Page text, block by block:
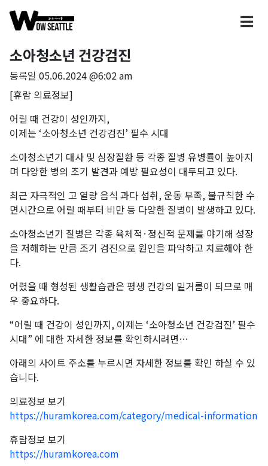
소아청소년 건강검진
등록일 05.06.2024 @6:02 am
[휴람 의료정보]
어릴 때 건강이 성인까지,
이제는 ‘소아청소년 건강검진’ 필수 시대
소아청소년기 대사 및 심장질환 등 각종 질병 유병률이 높아지
며 다양한 병의 조기 발견과 예방 필요성이 대두되고 있다.
최근 자극적인 고 열량 음식 과다 섭취, 운동 부족, 불규칙한 수
면시간으로 어릴 때부터 비만 등 다양한 질병이 발생하고 있다.
소아청소년기 질병은 각종 육체적·정신적 문제를 야기해 성장
을 저해하는 만큼 조기 검진으로 원인을 파악하고 치료해야 한
다.
어렸을 때 형성된 생활습관은 평생 건강의 밑거름이 되므로 매
우 중요하다.
“어릴 때 건강이 성인까지, 이제는 ‘소아청소년 건강검진’ 필수
시대” 에 대한 자세한 정보를 확인하시려면…
아래의 사이트 주소를 누르시면 자세한 정보를 확인 하실 수 있
습니다.
의료정보 보기
https://huramkorea.com/category/medical-information
휴람정보 보기
https://huramkorea.com